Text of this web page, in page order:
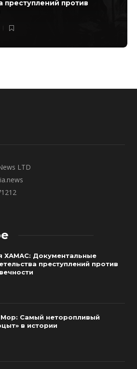
преступлений против
LTD
ХАМАС: Документальные
преступлений против
Мор: Самый неторопливый
в истории